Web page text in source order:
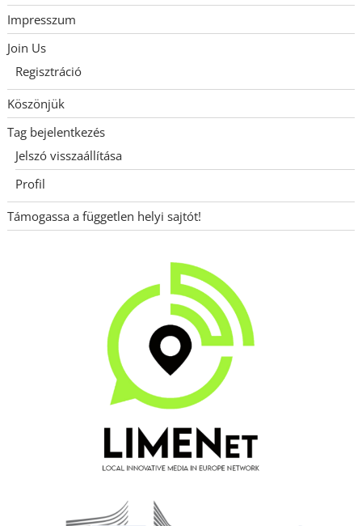
Impresszum
Join Us
Regisztráció
Köszönjük
Tag bejelentkezés
Jelszó visszaállítása
Profil
Támogassa a független helyi sajtót!